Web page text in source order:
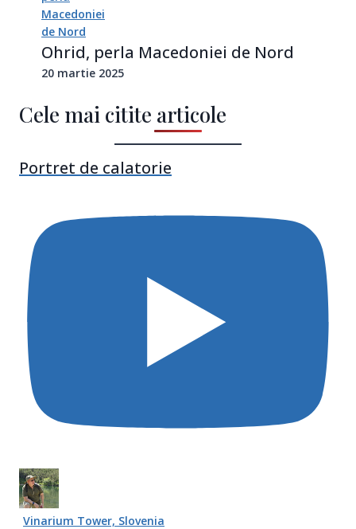
Ohrid, perla Macedoniei de Nord
20 martie 2025
Cele mai citite articole
Portret de calatorie
Vinarium Tower, Slovenia